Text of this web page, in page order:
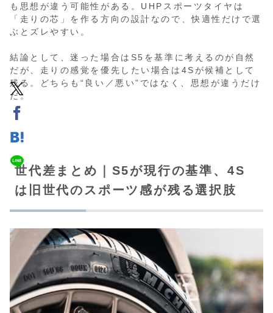
も思想が違う可能性がある。UHPスポーツタイヤは
「走りの芯」を作る方向の設計なので、快適性だけで選
ぶとズレやすい。
結論として、迷った場合はS5を基準に考えるのが自然
だが、走りの感覚を優先したい場合は4Sが候補として
残る。どちらも“良い／悪い”ではなく、思想が違うだけ
だ。
世代差まとめ｜S5が現行の基準、4S
は旧世代のスポーツ感が残る選択肢